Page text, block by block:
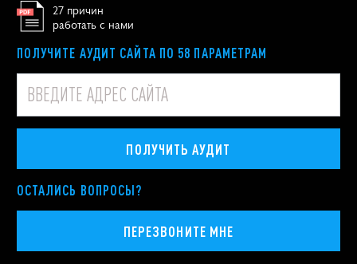
27 причин
работать с нами
ПОЛУЧИТЕ АУДИТ САЙТА ПО 58 ПАРАМЕТРАМ
ПОЛУЧИТЬ АУДИТ
ОСТАЛИСЬ ВОПРОСЫ?
ПЕРЕЗВОНИТЕ МНЕ